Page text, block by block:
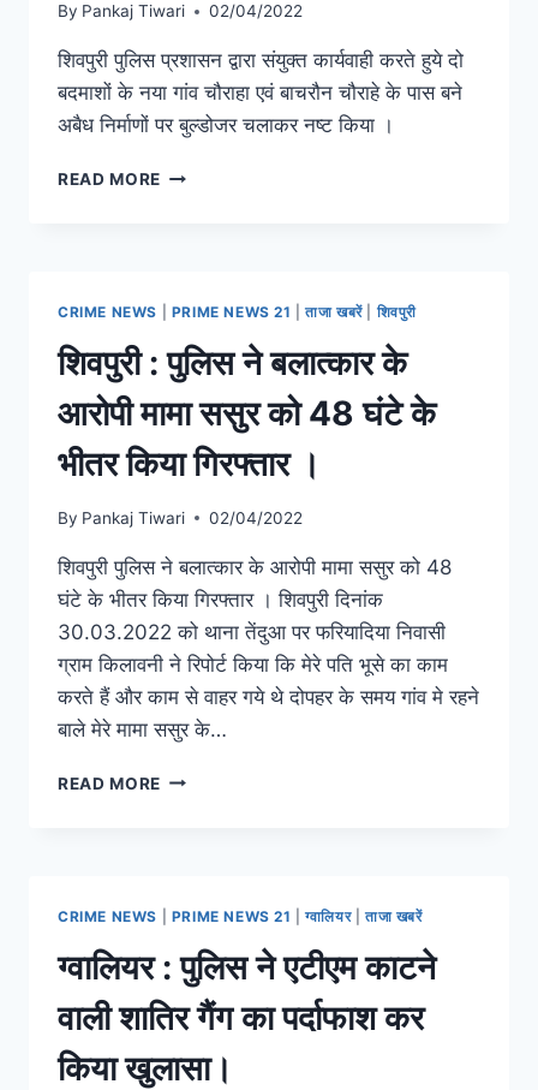
By Pankaj Tiwari 02/04/2022
शिवपुरी पुलिस प्रशासन द्वारा संयुक्त कार्यवाही करते हुये दो
बदमाशों के नया गांव चौराहा एवं बाचरौन चौराहे के पास बने
अबैध निर्माणों पर बुल्डोजर चलाकर नष्ट किया ।
READ MORE
CRIME NEWS PRIME NEWS 21 |ताजा खबरें| शिवपुरी
शिवपुरी : पुलिस ने बलात्कार के
आरोपी मामा ससुर को 48 घंटे के
भीतर किया गिरफ्तार ।
By Pankaj Tiwari 02/04/2022
शिवपुरी पुलिस ने बलात्कार के आरोपी मामा ससुर को 48
घंटे के भीतर किया गिरफ्तार । शिवपुरी दिनांक
30.03.2022 को थाना तेंदुआ पर फरियादिया निवासी
ग्राम किलावनी ने रिपोर्ट किया कि मेरे पति भूसे का काम
करते हैं और काम से वाहर गये थे दोपहर के समय गांव मे रहने
बाले मेरे मामा ससुर के…
READ MORE
CRIME NEWS PRIME NEWS 21 |ग्वालियर|ताजा खबरें
ग्वालियर : पुलिस ने एटीएम काटने
वाली शातिर गैंग का पर्दाफाश कर
किया खुलासा।